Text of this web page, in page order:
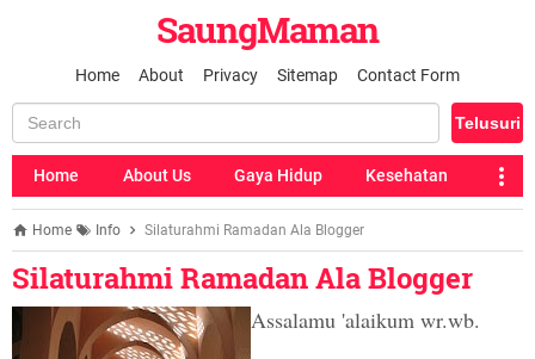
SaungMaman
Home About Privacy Sitemap Contact Form
Home About Us Gaya Hidup Kesehatan
Home Info Silaturahmi Ramadan Ala Blogger
Silaturahmi Ramadan Ala Blogger
Assalamu 'alaikum wr.wb.